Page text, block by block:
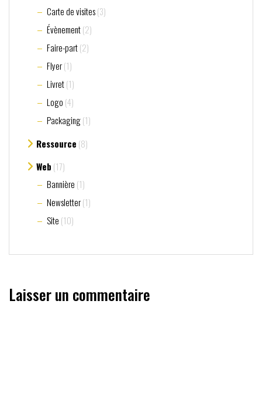
Carte de visites(3)
Évènement(2)
Faire-part(2)
Flyer(1)
Livret(1)
Logo (4)
Packaging(1)
Ressource (8)
Web (17)
Bannière (1)
Newsletter(1)
Site (10)
Laisser un commentaire